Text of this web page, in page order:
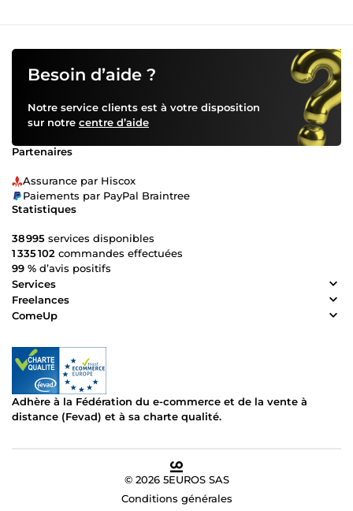
Besoin d’aide ?
Notre service clients est à votre disposition
sur notre centre d’aide
Partenaires
Assurance par Hiscox
Paiements par PayPal Braintree
Statistiques
38 995 services disponibles
1 335 102 commandes effectuées
99 % d’avis positifs
Services
Freelances
ComeUp
Adhère à la Fédération du e-commerce et de la vente à
distance (Fevad) et à sa charte qualité.
© 2026 5EUROS SAS
Conditions générales